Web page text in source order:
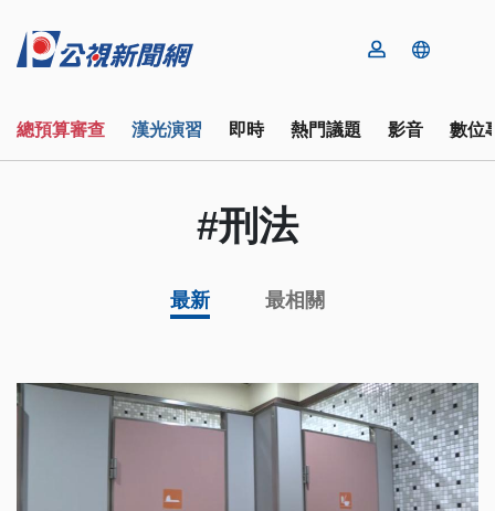
總預算審查 漢光演習 即時 熱門議題 影音 數位
#刑法
最新 最相關